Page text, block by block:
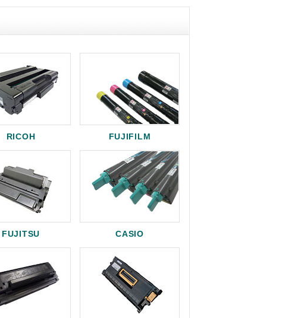
RICOH FUJIFILM
FUJITSU CASIO